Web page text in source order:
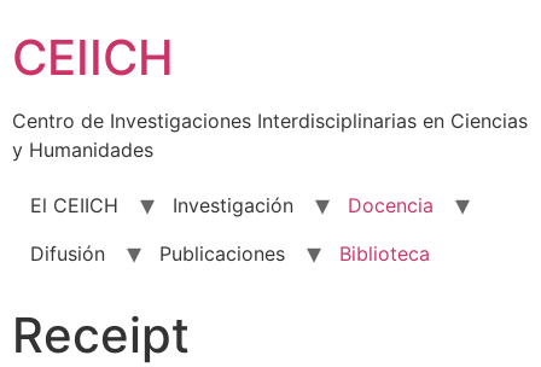
to
content
CEIICH
Centro de Investigaciones Interdisciplinarias en Ciencias
y Humanidades
El CEIICH Investigación
Docencia
Difusión
Publicaciones Biblioteca
Receipt